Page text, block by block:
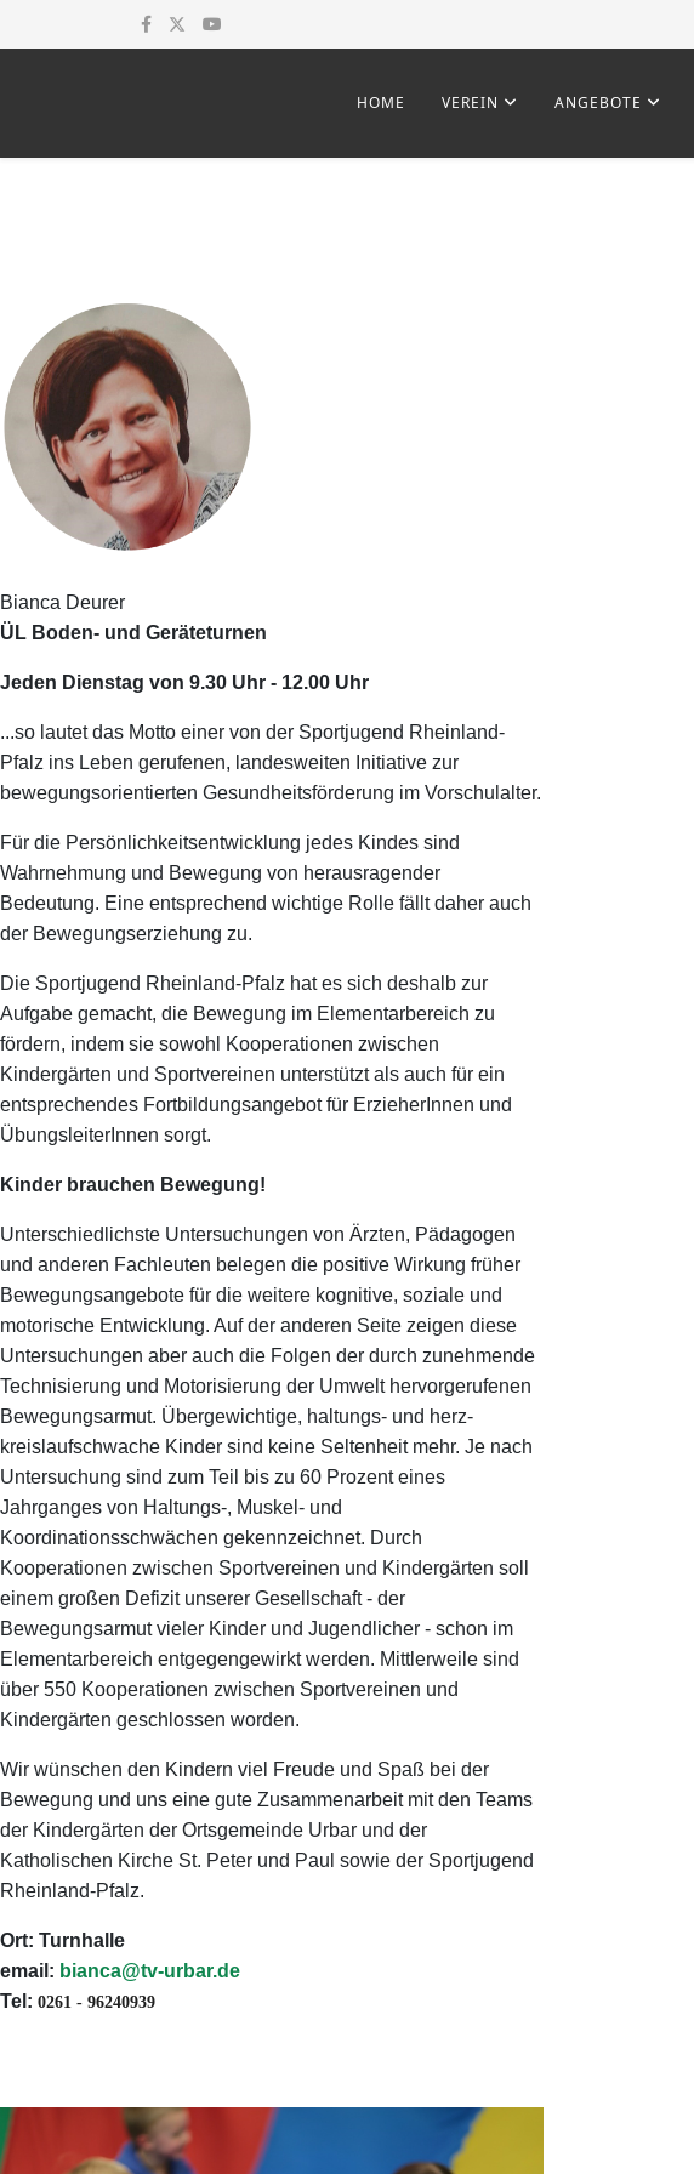
HOME VEREIN ANGEBOTE
Bianca Deurer
ÜL Boden- und Geräteturnen
Jeden Dienstag von 9.30 Uhr - 12.00 Uhr
...so lautet das Motto einer von der Sportjugend Rheinland-
Pfalz ins Leben gerufenen, landesweiten Initiative zur
bewegungsorientierten Gesundheitsförderung im Vorschulalter.
Für die Persönlichkeitsentwicklung jedes Kindes sind
Wahrnehmung und Bewegung von herausragender
Bedeutung. Eine entsprechend wichtige Rolle fällt daher auch
der Bewegungserziehung zu.
Die Sportjugend Rheinland-Pfalz hat es sich deshalb zur
Aufgabe gemacht, die Bewegung im Elementarbereich zu
fördern, indem sie sowohl Kooperationen zwischen
Kindergärten und Sportvereinen unterstützt als auch für ein
entsprechendes Fortbildungsangebot für ErzieherInnen und
ÜbungsleiterInnen sorgt.
Kinder brauchen Bewegung!
Unterschiedlichste Untersuchungen von Ärzten, Pädagogen
und anderen Fachleuten belegen die positive Wirkung früher
Bewegungsangebote für die weitere kognitive, soziale und
motorische Entwicklung. Auf der anderen Seite zeigen diese
Untersuchungen aber auch die Folgen der durch zunehmende
Technisierung und Motorisierung der Umwelt hervorgerufenen
Bewegungsarmut. Übergewichtige, haltungs- und herz-
kreislaufschwache Kinder sind keine Seltenheit mehr. Je nach
Untersuchung sind zum Teil bis zu 60 Prozent eines
Jahrganges von Haltungs-, Muskel- und
Koordinationsschwächen gekennzeichnet. Durch
Kooperationen zwischen Sportvereinen und Kindergärten soll
einem großen Defizit unserer Gesellschaft - der
Bewegungsarmut vieler Kinder und Jugendlicher - schon im
Elementarbereich entgegengewirkt werden. Mittlerweile sind
über 550 Kooperationen zwischen Sportvereinen und
Kindergärten geschlossen worden.
Wir wünschen den Kindern viel Freude und Spaß bei der
Bewegung und uns eine gute Zusammenarbeit mit den Teams
der Kindergärten der Ortsgemeinde Urbar und der
Katholischen Kirche St. Peter und Paul sowie der Sportjugend
Rheinland-Pfalz.
Ort: Turnhalle
email: bianca@tv-urbar.de
Tel: 0261 - 96240939